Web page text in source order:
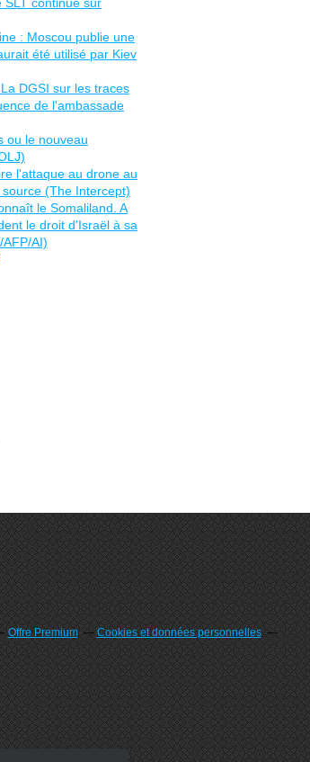
Offre Premium
Cookies et données personnelles